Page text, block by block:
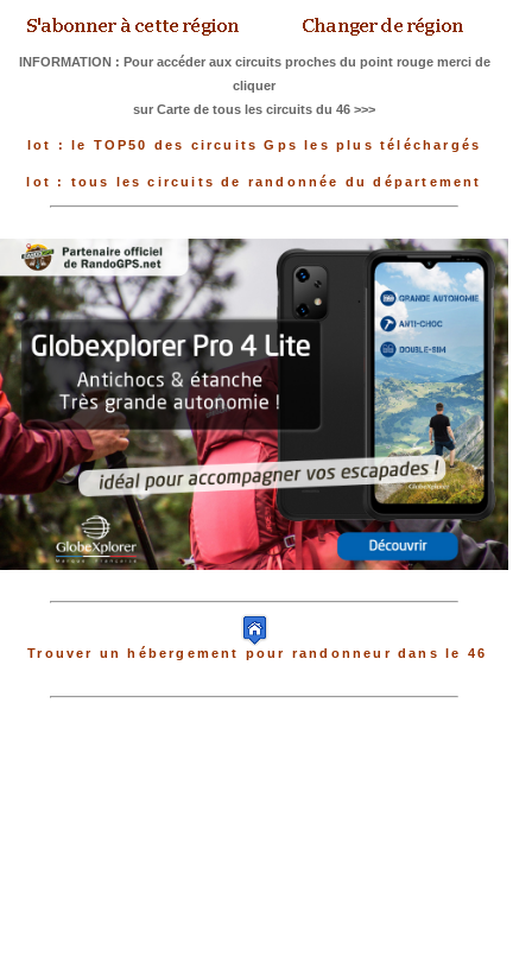
INFORMATION : Pour accéder aux circuits proches du point rouge merci de
cliquer
sur Carte de tous les circuits du 46 >>>
lot : le TOP50 des circuits Gps les plus téléchargés
lot : tous les circuits de randonnée du département
Trouver un hébergement pour randonneur dans le 46